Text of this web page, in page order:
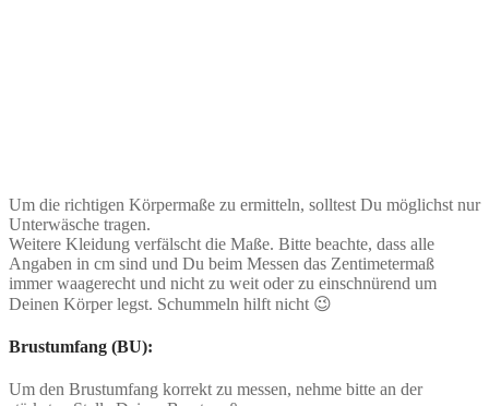
Um die richtigen Körpermaße zu ermitteln, solltest Du möglichst nur
Unterwäsche tragen.
Weitere Kleidung verfälscht die Maße. Bitte beachte, dass alle
Angaben in cm sind und Du beim Messen das Zentimetermaß
immer waagerecht und nicht zu weit oder zu einschnürend um
Deinen Körper legst. Schummeln hilft nicht 😉
Brustumfang (BU):
Um den Brustumfang korrekt zu messen, nehme bitte an der